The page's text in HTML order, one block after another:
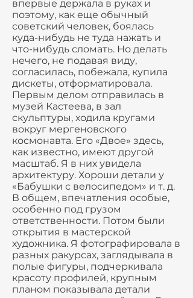
впервые держала в руках и
поэтому, как еще обычный
советский человек, боялась
куда-нибудь не туда нажать и
что-нибудь сломать. Но делать
нечего, не подавая виду,
согласилась, побежала, купила
дискеты, отформатировала.
Первым делом отправилась в
музей Кастеева, в зал
скульптуры, ходила кругами
вокруг мергеновского
космонавта. Его «Двое» здесь,
как известно, имеют другой
масштаб. Я в них увидела
архитектуру. Хороши детали у
«Бабушки с велосипедом» и т. д.
В общем, впечатления особые,
особенно под грузом
ответственности. Потом были
открытия в мастерской
художника. Я фотографировала в
разных ракурсах, заглядывала в
полые фигуры, подчеркивала
красоту профилей, крупным
планом показывала детали